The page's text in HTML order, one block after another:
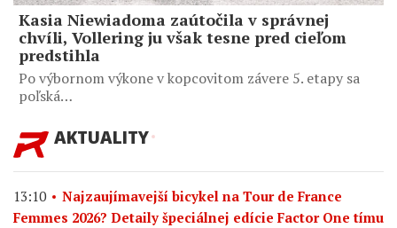
Kasia Niewiadoma zaútočila v správnej
chvíli, Vollering ju však tesne pred cieľom
predstihla
Po výbornom výkone v kopcovitom závere 5. etapy sa
poľská…
AKTUALITY
13:10
Najzaujímavejší bicykel na Tour de France
Femmes 2026? Detaily špeciálnej edície Factor One tímu